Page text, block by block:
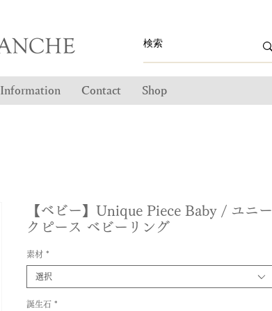
Information Contact Shop
【ベビー】Unique Piece Baby / ユニー
クピース ベビーリング
素材 *
選択
誕生石 *